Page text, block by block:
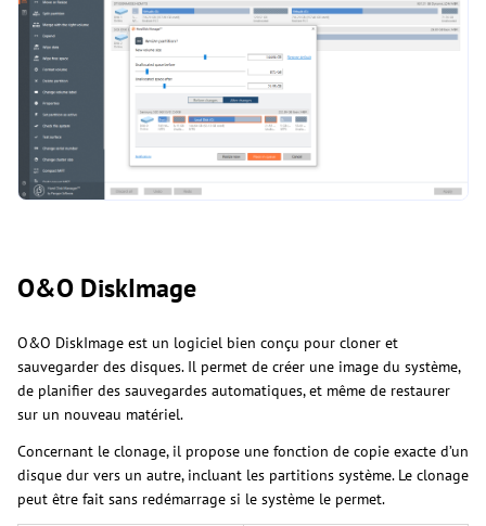
O&O DiskImage
O&O DiskImage est un logiciel bien conçu pour cloner et
sauvegarder des disques. Il permet de créer une image du système,
de planifier des sauvegardes automatiques, et même de restaurer
sur un nouveau matériel.
Concernant le clonage, il propose une fonction de copie exacte d’un
disque dur vers un autre, incluant les partitions système. Le clonage
peut être fait sans redémarrage si le système le permet.